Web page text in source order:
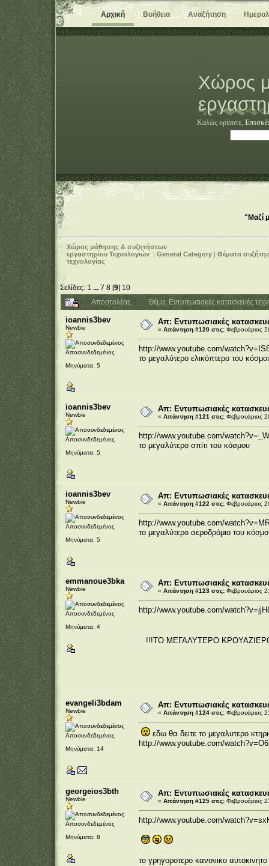
Αρχική Βοήθεια Αναζήτηση
Χώρος
Καλώς ορίσατε,
"Μαζί
Χώρος μάθησης & συζητήσεων
εργαστηρίου Τεχνολογιών |General Category |Θέματα
τεχνολογίας
Σελίδες: 1 ... 7 8[9] 10
Αποστολέας
Θέμα: Εντυπωσιακές κατασκευές
ioannis3bev
Newbie
Αποσυνδεδεμένος
Μηνύματα: 5
Απ: Εντυπωσιακές
« Απάντηση #120 στις:Φεβρουάριος
http://www.youtube.com/
το μεγαλύτερο ελικόπτερο του
ioannis3bev
Newbie
Αποσυνδεδεμένος
Μηνύματα: 5
Απ: Εντυπωσιακές
« Απάντηση #121 στις:Φεβρουάριος
http://www.youtube.com/
το μεγαλύτερο σπίτι του κόσμου
ioannis3bev
Newbie
Αποσυνδεδεμένος
Μηνύματα: 5
Απ: Εντυπωσιακές
« Απάντηση #122 στις:Φεβρουάριος
http://www.youtube.com/
το μεγαλύτερο αεροδρόμιο του
emmanoue3bka
Newbie
Αποσυνδεδεμένος
Μηνύματα: 4
Απ: Εντυπωσιακές
« Απάντηση #123 στις:Φεβρουάριος
http://www.youtube.com/
!!!ΤΟ ΜΕΓΑΛΥΤΕΡΟ
evangeli3bdam
Newbie
Αποσυνδεδεμένος
Μηνύματα: 14
Απ: Εντυπωσιακές
« Απάντηση #124 στις:Φεβρουάριος
εδω θα δειτε το μεγαλυτερο
http://www.youtube.com/
georgeios3bth
Newbie
Αποσυνδεδεμένος
Μηνύματα: 8
Απ: Εντυπωσιακές
« Απάντηση #125 στις:Φεβρουάριος
http://www.youtube.com/
το γρηγοροτερο κανονικο